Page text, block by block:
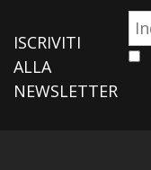
ISCRIVITI
ALLA
NEWSLETTER